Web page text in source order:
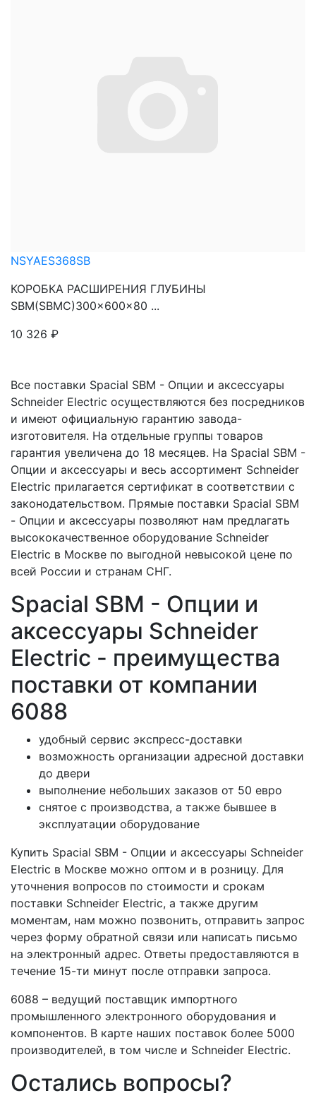
NSYAES368SB
КОРОБКА РАСШИРЕНИЯ ГЛУБИНЫ
SBM(SBMC)300x600x80 ...
10 326 ₽
Все поставки Spacial SBM - Опции и аксессуары
Schneider Electric осуществляются без посредников
и имеют официальную гарантию завода-
изготовителя. На отдельные группы товаров
гарантия увеличена до 18 месяцев. На Spacial SBM -
Опции и аксессуары и весь ассортимент Schneider
Electric прилагается сертификат в соответствии с
законодательством. Прямые поставки Spacial SBM
- Опции и аксессуары позволяют нам предлагать
высококачественное оборудование Schneider
Electric в Москве по выгодной невысокой цене по
всей России и странам СНГ.
Spacial SBM - Опции и
аксессуары Schneider
Electric - преимущества
поставки от компании
6088
удобный сервис экспресс-доставки
возможность организации адресной доставки
до двери
выполнение небольших заказов от 50 евро
снятое с производства, а также бывшее в
эксплуатации оборудование
Купить Spacial SBM - Опции и аксессуары Schneider
Electric в Москве можно оптом и в розницу. Для
уточнения вопросов по стоимости и срокам
поставки Schneider Electric, а также другим
моментам, нам можно позвонить, отправить запрос
через форму обратной связи или написать письмо
на электронный адрес. Ответы предоставляются в
течение 15-ти минут после отправки запроса.
6088 – ведущий поставщик импортного
промышленного электронного оборудования и
компонентов. В карте наших поставок более 5000
производителей, в том числе и Schneider Electric.
Остались вопросы?